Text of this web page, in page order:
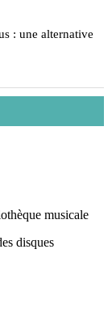
: une alternative
musicale
disques